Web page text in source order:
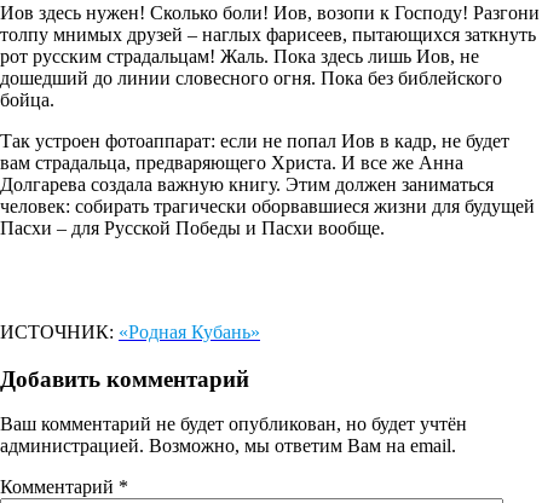
Иов здесь нужен! Сколько боли! Иов, возопи к Господу! Разгони
толпу мнимых друзей – наглых фарисеев, пытающихся заткнуть
рот русским страдальцам! Жаль. Пока здесь лишь Иов, не
дошедший до линии словесного огня. Пока без библейского
бойца.
Так устроен фотоаппарат: если не попал Иов в кадр, не будет
вам страдальца, предваряющего Христа. И все же Анна
Долгарева создала важную книгу. Этим должен заниматься
человек: собирать трагически оборвавшиеся жизни для будущей
Пасхи – для Русской Победы и Пасхи вообще.
ИСТОЧНИК: «Родная Кубань»
Добавить комментарий
Ваш комментарий не будет опубликован, но будет учтён
администрацией. Возможно, мы ответим Вам на email.
Комментарий *